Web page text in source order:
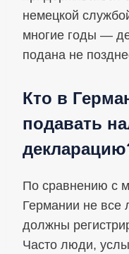
немецкой
многие годы —
подана не
Кто в
подавать
По сравнению с
Германии не
должны
Часто люди,